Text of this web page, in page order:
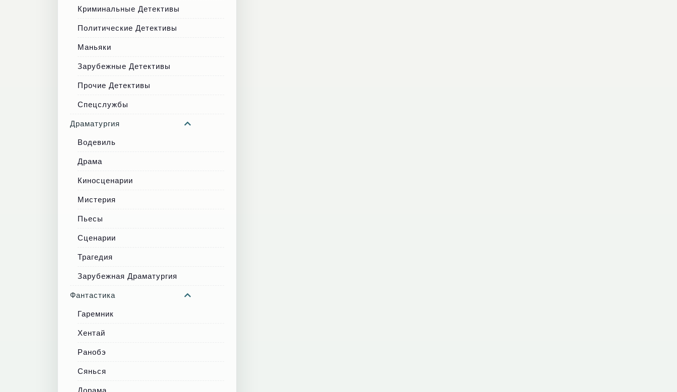
Криминальные Детективы
Политические Детективы
Маньяки
Зарубежные Детективы
Прочие Детективы
Спецслужбы
Драматургия
Водевиль
Драма
Киносценарии
Мистерия
Пьесы
Сценарии
Трагедия
Зарубежная Драматургия
Фантастика
Гаремник
Хентай
Ранобэ
Сянься
Дорама